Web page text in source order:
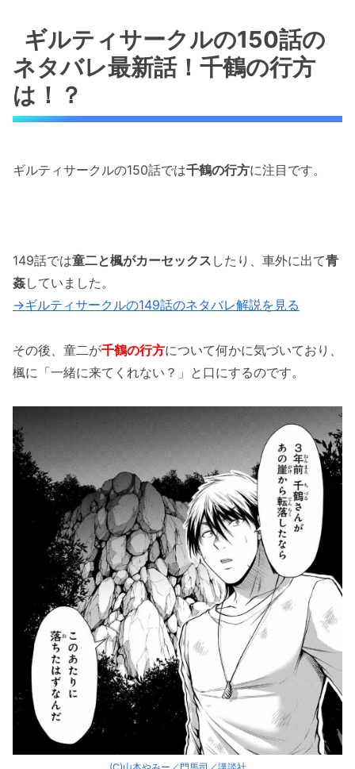
千鶴の行方は！？
ギルティサークルの150話のネタバレ最新話！
千鶴を連れ去ったのは誰！？
ギルティサークルの150話のネタバレ最新話！
「ギルティサークルの150話のネタバレ最新話
ギルティサークルの150話の
ネタバレ最新話！千鶴の行方
は！？
ギルティサークルの150話では千鶴の行方に注目です。
149話では童二と楓がカーセックス したり、車外に出て青
姦していました。
→ギルティサークルの149話のネタバレ解説を見る
その後、童二が千鶴の行方について何かに気づいており、
楓に「一緒に来てくれない？」と口にするのです。